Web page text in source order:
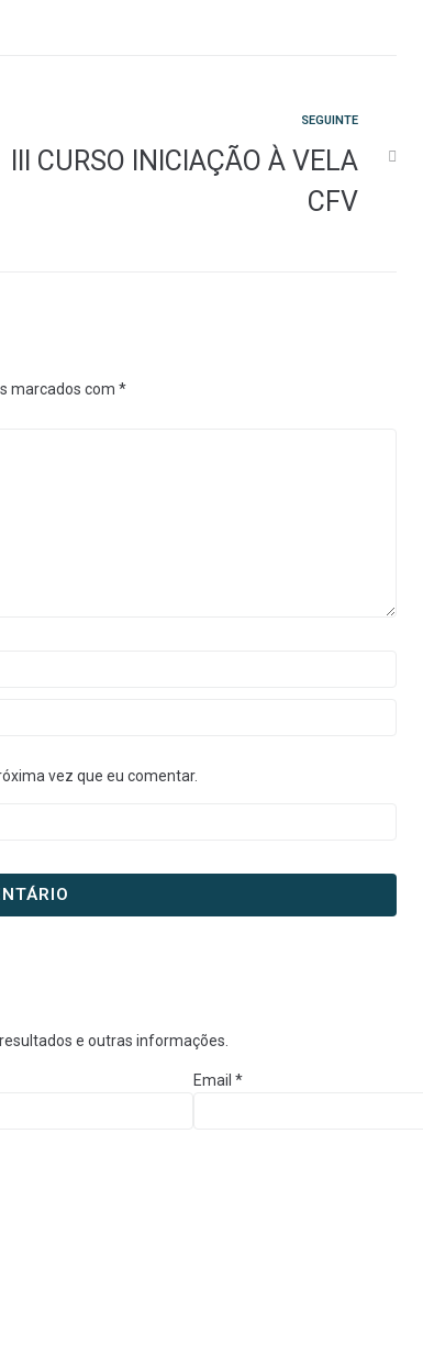
SEGUINTE
III CURSO INICIAÇÃO À VELA
CFV
marcados com *
vez que eu comentar.
e outras informações.
Email *